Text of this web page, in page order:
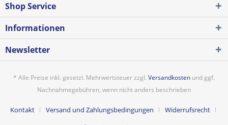
Shop Service
Informationen
Newsletter
* Alle Preise inkl. gesetzl. Mehrwertsteuer zzgl. Versandkosten und ggf.
Nachnahmegebühren, wenn nicht anders beschrieben
Kontakt Versand und Zahlungsbedingungen
Widerrufsrecht